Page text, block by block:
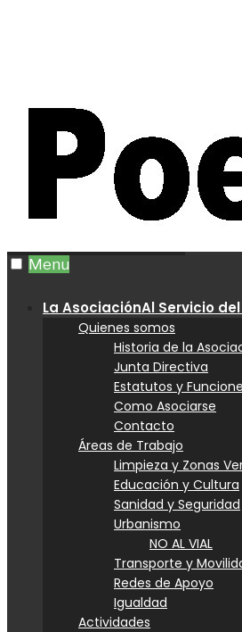
Menu
La AsociaciónAl Servicio
Quienes somos
Historia de la
Junta Directiva
Estatutos y
Como Asociarse
Contacto
Áreas de Trabajo
Limpieza y Zonas
Educación y Cultura
Sanidad y Seguridad
Urbanismo
NO AL VIAL
Transporte y
Redes de Apoyo
Igualdad
Actividades